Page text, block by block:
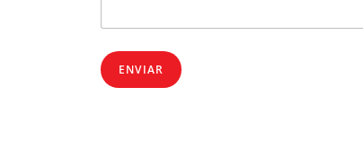
ENVIAR